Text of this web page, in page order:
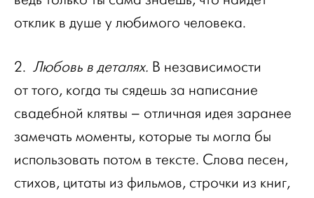
отклик в душе у любимого человека.
2. Любовь в деталях. В независимости
от того, когда ты сядешь за написание
свадебной клятвы – отличная идея заранее
замечать моменты, которые ты могла бы
использовать потом в тексте. Слова песен,
стихов, цитаты из фильмов, строчки из книг,